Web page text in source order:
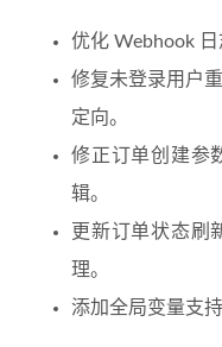
优化 Webhook 日
修复未登录用户
定向。
修正订单创建参
辑。
更新订单状态刷
理。
添加全局变量支